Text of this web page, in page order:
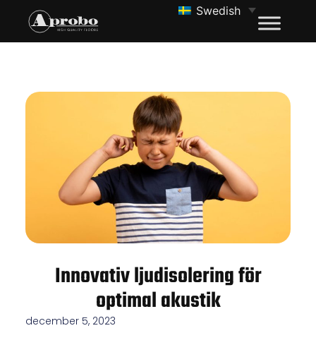
Swedish
Innovativ ljudisolering för
optimal akustik
december 5, 2023